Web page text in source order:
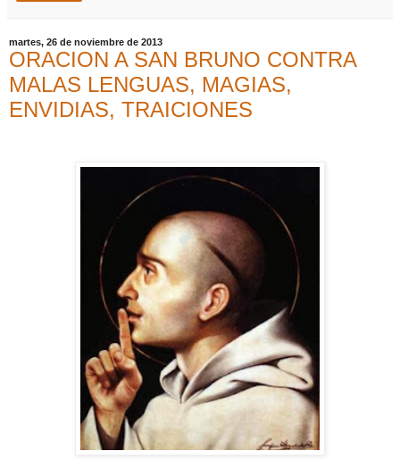
martes, 26 de noviembre de 2013
ORACION A SAN BRUNO CONTRA
MALAS LENGUAS, MAGIAS,
ENVIDIAS, TRAICIONES